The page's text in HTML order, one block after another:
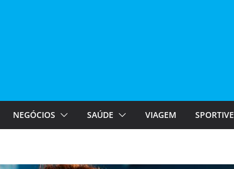
NEGÓCIOS SAÚDE VIAGEM SPORTIVE